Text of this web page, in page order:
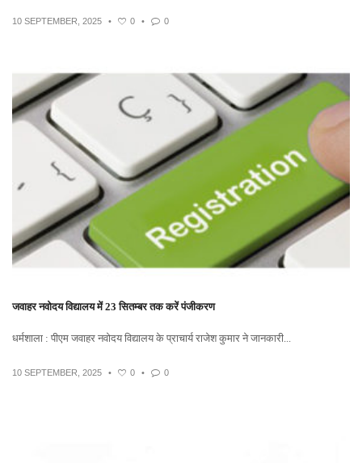
10 SEPTEMBER, 2025 • 0 • 0
जवाहर नवोदय विद्यालय में 23 सितम्बर तक करें पंजीकरण
धर्मशाला : पीएम जवाहर नवोदय विद्यालय के प्राचार्य राजेश कुमार ने जानकारी...
10 SEPTEMBER, 2025 • 0 • 0